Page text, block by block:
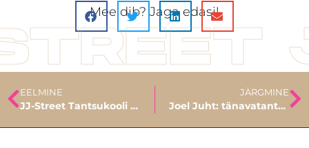
Meeldib? Jaga edasi!
EELMINE
JJ-Street Tantsukooli koostööpartner on Camp of Hip-Hop!
JÄRGMINE
Joel Juht: tänavatants on lahe noorte tegutsemine